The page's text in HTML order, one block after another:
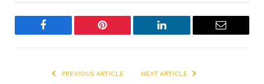
Facebook Pinterest LinkedIn Email
PREVIOUS ARTICLE NEXT ARTICLE